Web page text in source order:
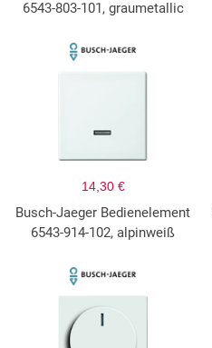
6543-803-101, graumetallic
14,30 €
Busch-Jaeger Bedienelement
6543-914-102, alpinweiß